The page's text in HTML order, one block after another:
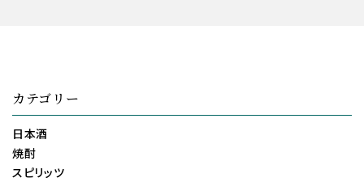
カテゴリー
日本酒
焼酎
スピリッツ